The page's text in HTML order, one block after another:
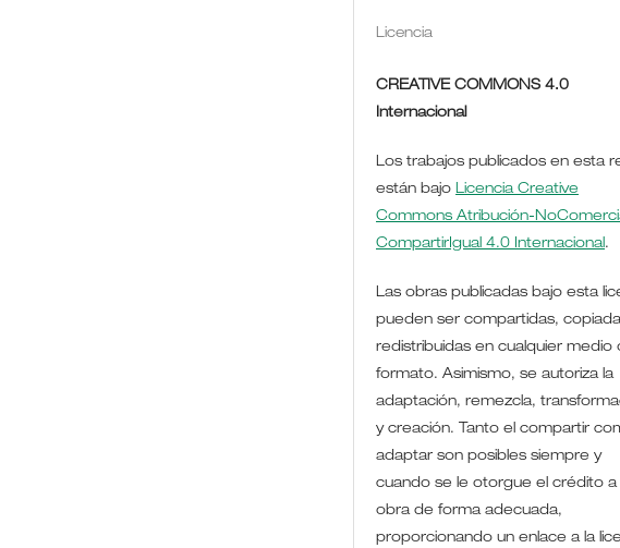
Licencia
CREATIVE COMMONS 4.0
Internacional
Los trabajos publicados en esta
están bajoLicencia Creative
Commons Atribución-
CompartirIgual 4.0 Internacional.
Las obras publicadas bajo esta
pueden ser compartidas,
redistribuidas en cualquier medio
formato. Asimismo, se autoriza la
adaptación, remezcla,
y creación. Tanto el compartir
adaptar son posibles siempre y
cuando se le otorgue el crédito a
obra de forma adecuada,
proporcionando un enlace a la